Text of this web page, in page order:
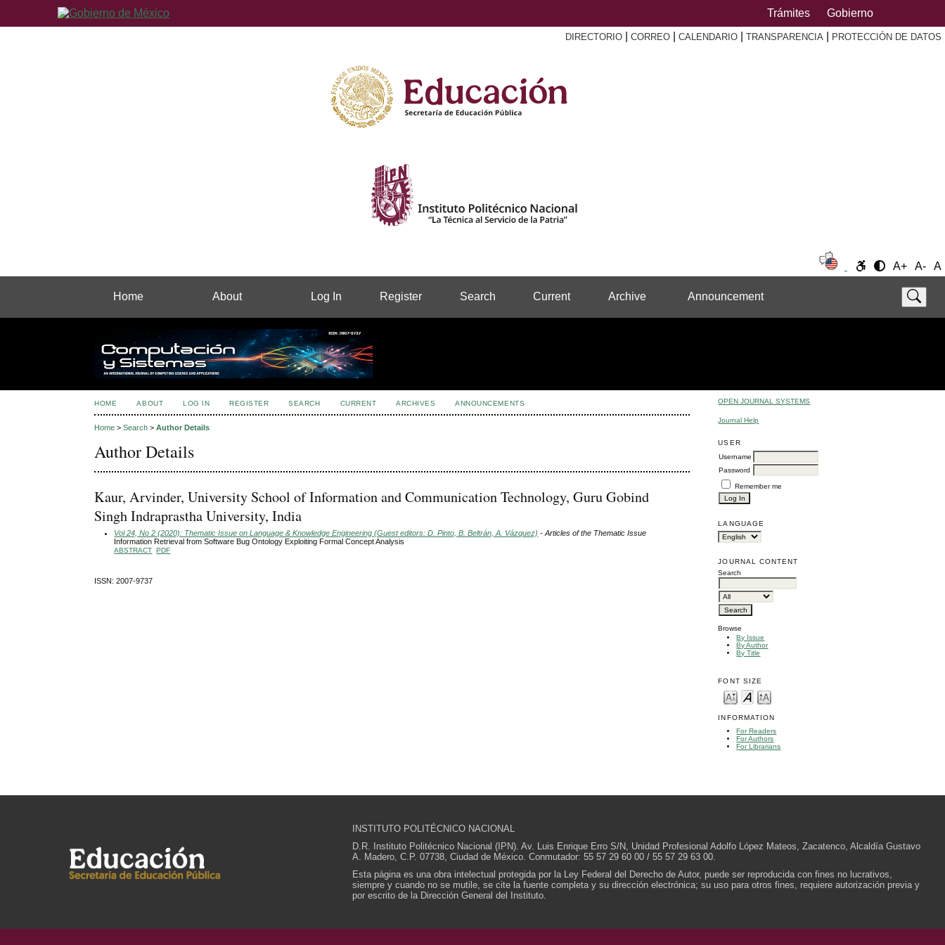
Trámites Gobierno
DIRECTORIO CORREO CALENDARIO TRANSPARENCIA PROTECCIÓN DE DATOS
A+ A- A
Home About Log In Register Search Current Archive Announcement
OPEN JOURNAL SYSTEMS
Journal Help
USER
Username
Password
Remember me
LANGUAGE
JOURNAL CONTENT
Search
Browse
By Issue
By Author
By Title
FONT SIZE
INFORMATION
For Readers
For Authors
For Librarians
HOME ABOUT LOG IN REGISTER SEARCH CURRENT ARCHIVES ANNOUNCEMENTS
Home >Search >Author Details
Author Details
Kaur, Arvinder, University School of Information and Communication Technology, Guru Gobind
Singh Indraprastha University, India
Vol 24, No 2 (2020): Thematic Issue on Language & Knowledge Engineering (Guest editors: D. Pinto, B. Beltrán, A. Vázquez) - Articles of the Thematic Issue
Information Retrieval from Software Bug Ontology Exploiting Formal Concept Analysis
ABSTRACT PDF
ISSN: 2007-9737
INSTITUTO POLITÉCNICO NACIONAL
D.R. Instituto Politécnico Nacional (IPN). Av. Luis Enrique Erro S/N, Unidad Profesional Adolfo López Mateos, Zacatenco, Alcaldía Gustavo
A. Madero, C.P. 07738, Ciudad de México. Conmutador: 55 57 29 60 00 / 55 57 29 63 00.
Esta página es una obra intelectual protegida por la Ley Federal del Derecho de Autor, puede ser reproducida con fines no lucrativos,
siempre y cuando no se mutile, se cite la fuente completa y su dirección electrónica; su uso para otros fines, requiere autorización previa y
por escrito de la Dirección General del Instituto.